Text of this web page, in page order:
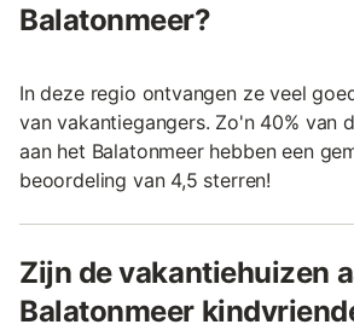
Balatonmeer?
In deze regio ontvangen ze veel
van vakantiegangers. Zo'n 40% van
aan het Balatonmeer hebben een
beoordeling van 4,5 sterren!
Zijn de vakantiehuizen
Balatonmeer